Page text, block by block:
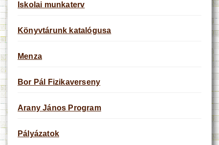
Iskolai munkaterv
Könyvtárunk katalógusa
Menza
Bor Pál Fizikaverseny
Arany János Program
Pályázatok